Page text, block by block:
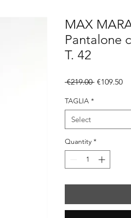
MAX
Pantalone
T. 42
€219.00 Regular
€109.50
TAGLIA *
Select
Quantity *